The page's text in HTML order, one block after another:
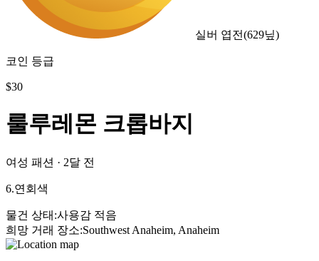
실버 엽전(629닢)
코인 등급
$30
룰루레몬 크롭바지
여성 패션 · 2달 전
6.연회색
물건 상태 :사용감 적음
희망 거래 장소:Southwest Anaheim, Anaheim